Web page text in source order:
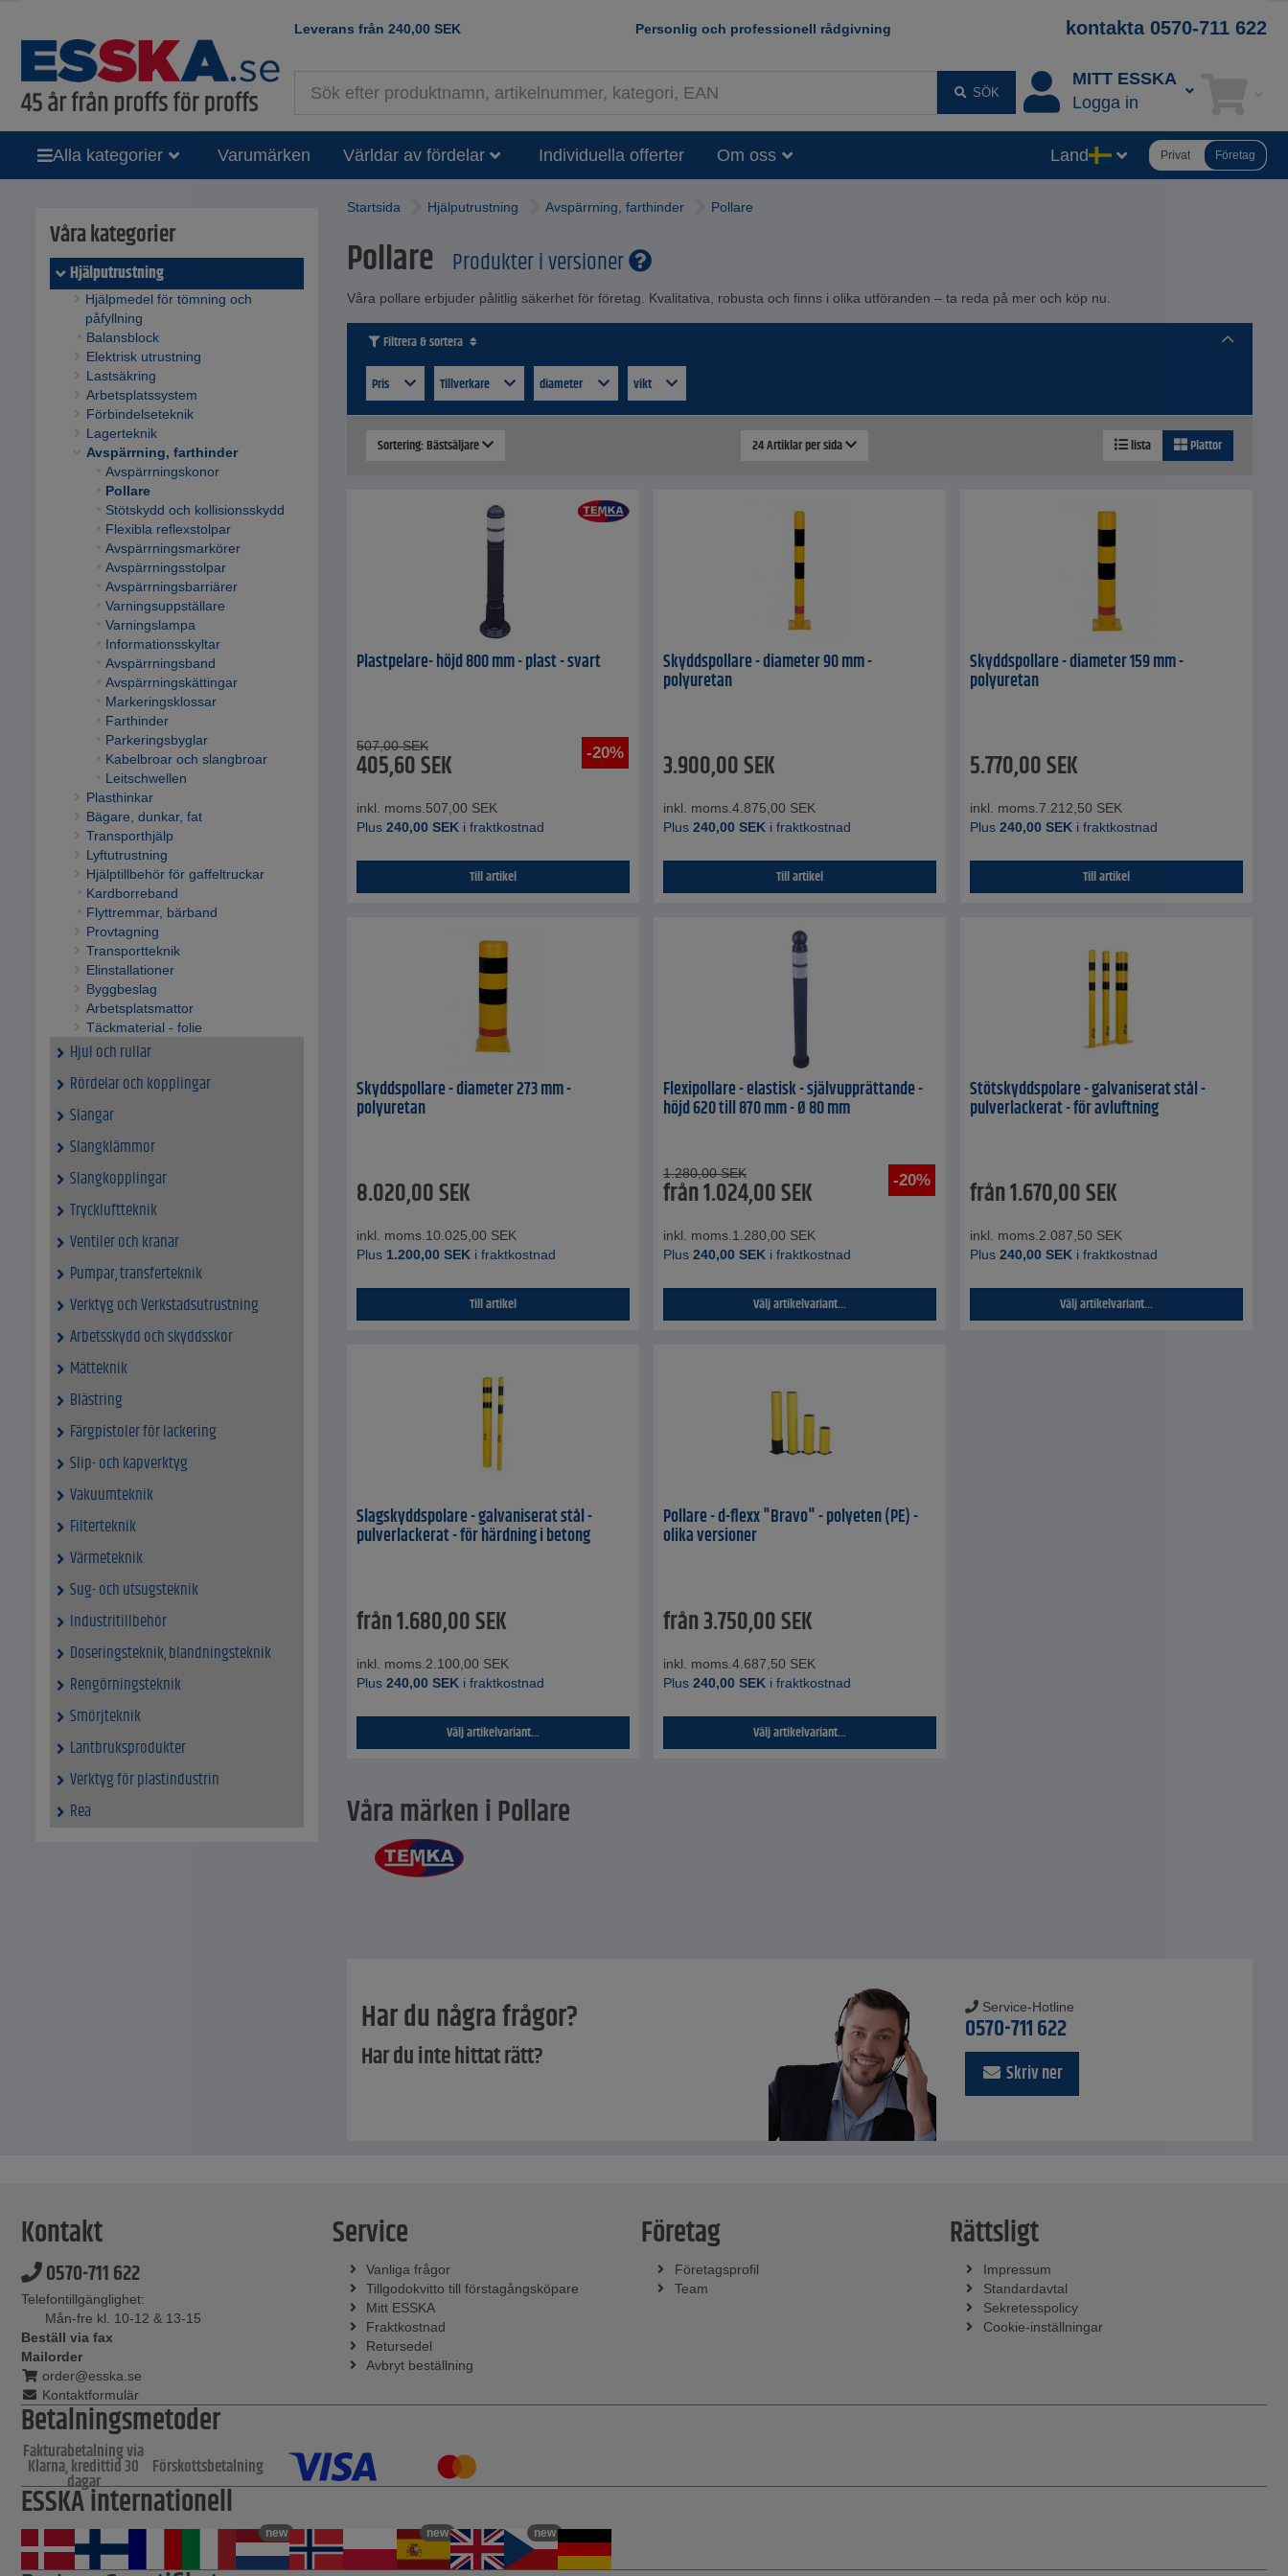
Leverans från 240,00 SEK Personlig och professionell rådgivning kontakta 0570-711 622
SÖK
MITT ESSKA
Logga in
Alla kategorier Varumärken Världar av fördelar Individuella offerter Om oss Land Privat Företag
Våra kategorier
Hjälputrustning
Hjälpmedel för tömning och
påfyllning
Balansblock
Elektrisk utrustning
Lastsäkring
Arbetsplatssystem
Förbindelseteknik
Lagerteknik
Avspärrning, farthinder
Avspärrningskonor
Pollare
Stötskydd och kollisionsskydd
Flexibla reflexstolpar
Avspärrningsmarkörer
Avspärrningsstolpar
Avspärrningsbarriärer
Varningsuppställare
Varningslampa
Informationsskyltar
Avspärrningsband
Avspärrningskättingar
Markeringsklossar
Farthinder
Parkeringsbyglar
Kabelbroar och slangbroar
Leitschwellen
Plasthinkar
Bägare, dunkar, fat
Transporthjälp
Lyftutrustning
Hjälptillbehör för gaffeltruckar
Kardborreband
Flyttremmar, bärband
Provtagning
Transportteknik
Elinstallationer
Byggbeslag
Arbetsplatsmattor
Täckmaterial - folie
Hjul och rullar
Rördelar och kopplingar
Slangar
Slangklämmor
Slangkopplingar
Tryckluftteknik
Ventiler och kranar
Pumpar, transferteknik
Verktyg och Verkstadsutrustning
Arbetsskydd och skyddsskor
Mätteknik
Blästring
Färgpistoler för lackering
Slip- och kapverktyg
Vakuumteknik
Filterteknik
Värmeteknik
Sug- och utsugsteknik
Industritillbehör
Doseringsteknik, blandningsteknik
Rengörningsteknik
Smörjteknik
Lantbruksprodukter
Verktyg för plastindustrin
Rea
Startsida Hjälputrustning Avspärrning, farthinder Pollare
Pollare Produkter i versioner
Våra pollare erbjuder pålitlig säkerhet för företag. Kvalitativa, robusta och finns i olika utföranden – ta reda på mer och köp nu.
Filtrera & sortera
Pris
Tillverkare diameter vikt
Sortering: Bästsäljare 24 Artiklar per sida lista Plattor
Plastpelare- höjd 800 mm - plast - svart
-20%
507,00 SEK
405,60SEK
inkl. moms.507,00 SEK
Plus 240,00 SEK i fraktkostnad
Till artikel
Skyddspollare - diameter 90 mm -
polyuretan
3.900,00SEK
inkl. moms.4.875,00 SEK
Plus 240,00 SEK i fraktkostnad
Till artikel
Skyddspollare - diameter 159 mm -
polyuretan
5.770,00SEK
inkl. moms.7.212,50 SEK
Plus 240,00 SEK i fraktkostnad
Till artikel
Skyddspollare - diameter 273 mm -
polyuretan
8.020,00SEK
inkl. moms.10.025,00 SEK
Plus 1.200,00 SEK i fraktkostnad
Till artikel
Flexipollare - elastisk - självupprättande -
höjd 620 till 870 mm - Ø 80 mm
-20%
1.280,00 SEK
från1.024,00SEK
inkl. moms.1.280,00 SEK
Plus 240,00 SEK i fraktkostnad
Välj artikelvariant...
Stötskyddspolare - galvaniserat stål -
pulverlackerat - för avluftning
från1.670,00SEK
inkl. moms.2.087,50 SEK
Plus 240,00 SEK i fraktkostnad
Välj artikelvariant...
Slagskyddspolare - galvaniserat stål -
pulverlackerat - för härdning i betong
från1.680,00SEK
inkl. moms. 2.100,00 SEK
Plus 240,00 SEK i fraktkostnad
Välj artikelvariant...
Pollare - d-flexx "Bravo" - polyeten (PE) -
olika versioner
från3.750,00SEK
inkl. moms. 4.687,50 SEK
Plus 240,00 SEK i fraktkostnad
Välj artikelvariant...
Våra märken i Pollare
Har du några frågor?
Har du inte hittat rätt?
Service-Hotline
0570-711 622
Skriv ner
Kontakt
0570-711 622
Telefontillgänglighet:
Mån-fre kl. 10-12 & 13-15
Beställ via fax
Mailorder
order@esska.se
Kontaktformulär
Service
Vanliga frågor
Tillgodokvitto till förstagångsköpare
Mitt ESSKA
Fraktkostnad
Retursedel
Avbryt beställning
Företag
Företagsprofil
Team
Rättsligt
Impressum
Standardavtal
Sekretesspolicy
Cookie-inställningar
Betalningsmetoder
Fakturabetalning via
Klarna, kredittid 30
dagar
Förskottsbetalning
ESSKA internationell
new new new